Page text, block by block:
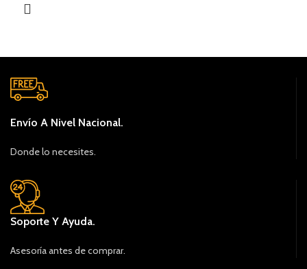
Envío A Nivel Nacional.
Donde lo necesites.
Soporte Y Ayuda.
Asesoría antes de comprar.